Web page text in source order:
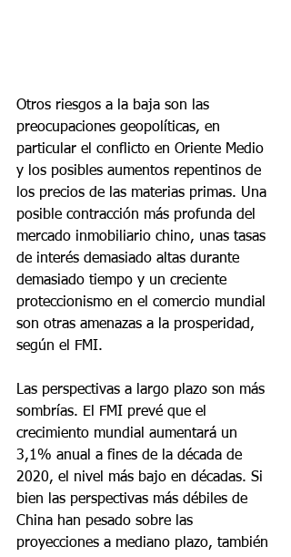
Otros riesgos a la baja son las
preocupaciones geopolíticas, en
particular el conflicto en Oriente Medio
y los posibles aumentos repentinos de
los precios de las materias primas. Una
posible contracción más profunda del
mercado inmobiliario chino, unas tasas
de interés demasiado altas durante
demasiado tiempo y un creciente
proteccionismo en el comercio mundial
son otras amenazas a la prosperidad,
según el FMI.
Las perspectivas a largo plazo son más
sombrías. El FMI prevé que el
crecimiento mundial aumentará un
3,1% anual a fines de la década de
2020, el nivel más bajo en décadas. Si
bien las perspectivas más débiles de
China han pesado sobre las
proyecciones a mediano plazo, también